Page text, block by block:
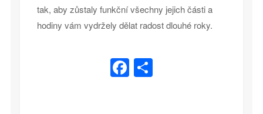
tak, aby zůstaly funkční všechny jejich části a
hodiny vám vydržely dělat radost dlouhé roky.
Facebook
Share